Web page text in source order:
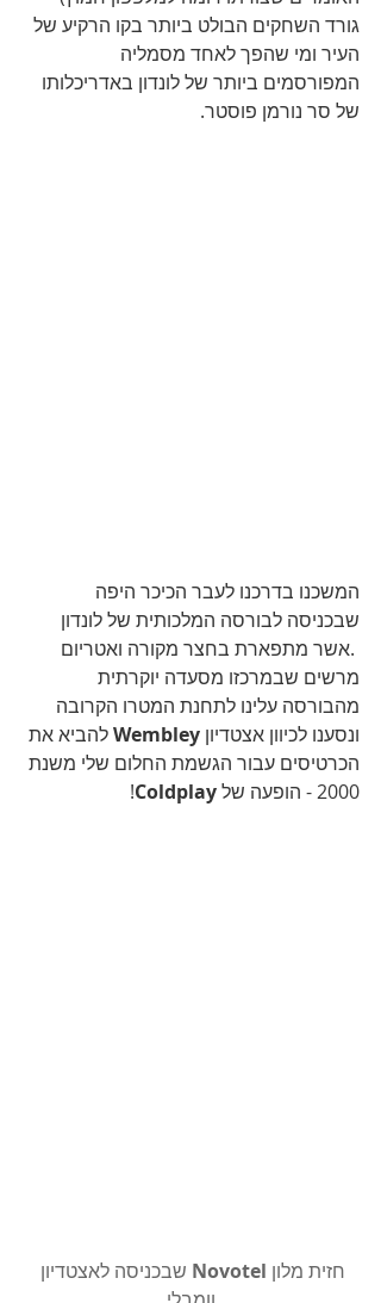
גורד השחקים הבולט ביותר בקו הרקיע של
העיר ומי שהפך לאחד מסמליה
המפורסמים ביותר של לונדון באדריכלותו
של סר נורמן פוסטר.
המשכנו בדרכנו לעבר הכיכר היפה
שבכניסה לבורסה המלכותית של לונדון
.אשר מתפארת בחצר מקורה ואטריום
מרשים שבמרכזו מסעדה יוקרתית
מהבורסה עלינו לתחנת המטרו הקרובה
ונסענו לכיוון אצטדיון Wembley להביא את
הכרטיסים עבור הגשמת החלום שלי משנת
2000 - הופעה של
Coldplay
!
חזית מלון Novotel שבכניסה לאצטדיון